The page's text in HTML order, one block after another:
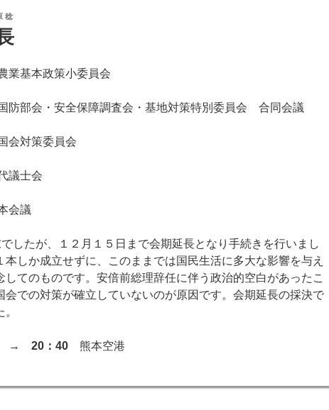
稔
業基本政策小委員会
防部会・安全保障調査会・基地対策特別委員会 合同会議
会対策委員会
議士会
会議
したが、１２月１５日まで会期延長となり手続きを行いまし
本しか成立せずに、このままでは国民生活に多大な影響を与え
してのものです。安倍前総理辞任に伴う政治的空白があったこ
会での対策が確立していないのが原因です。会期延長の採決で
→ 20：40 熊本空港